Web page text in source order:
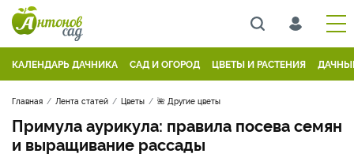
КАЛЕНДАРЬ ДАЧНИКА САД И ОГОРОД ЦВЕТЫ И РАСТЕНИЯ
Главная Лента статей Цветы 🌺 Другие цветы
Примула аурикула: правила посева семян
и выращивание рассады